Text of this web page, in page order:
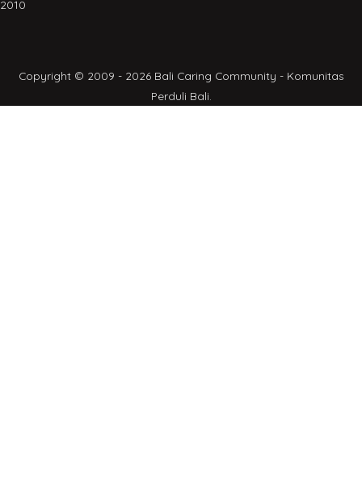
2010
Copyright © 2009 - 2026 Bali Caring Community - Komunitas
Perduli Bali.